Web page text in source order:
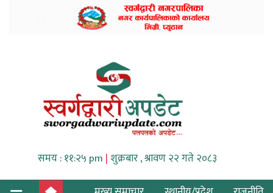
समय : ११:२५ pm | शुक्रबार , श्रावण २२ गते २०८३